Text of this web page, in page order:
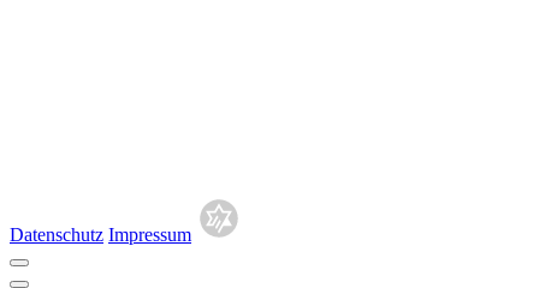
Datenschutz Impressum